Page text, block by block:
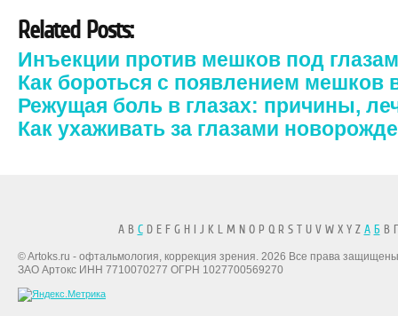
Related Posts:
Инъекции против мешков под
Как бороться с появлением мешков
Режущая боль в глазах: причины,
Как ухаживать за глазами
A B CD E F G H I J K L M N O P Q R S T U V W X Y Z А БВ
© Artoks.ru - офтальмология, коррекция зрения. 2026 Все права
ЗАО Артокс ИНН 7710070277 ОГРН 1027700569270